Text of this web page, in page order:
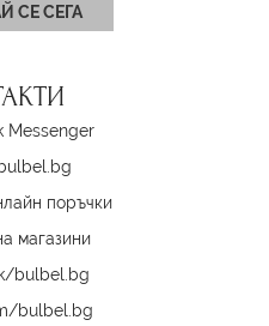
СЕ СЕГА
Messenger
поръчки
магазини
bulbel.bg
bulbel.bg